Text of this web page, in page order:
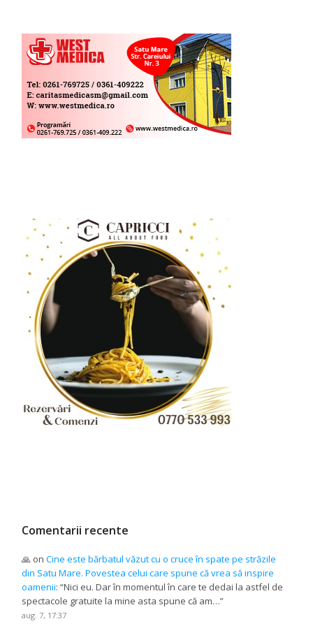
Comentarii recente
🙏 onCine este bărbatul văzut cu o cruce în spate pe străzile
din Satu Mare. Povestea celui care spune că vrea să inspire
oamenii: “Nici eu. Dar în momentul în care te dedai la astfel de
spectacole gratuite la mine asta spune că am…”
aug. 7, 17:37